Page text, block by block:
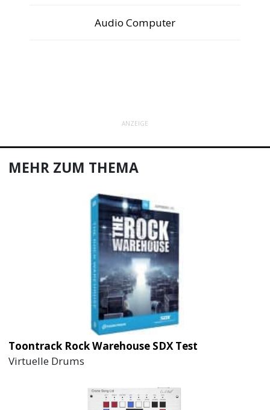
Audio Computer
ANZEIGE
MEHR ZUM THEMA
Toontrack Rock Warehouse SDX Test
Virtuelle Drums